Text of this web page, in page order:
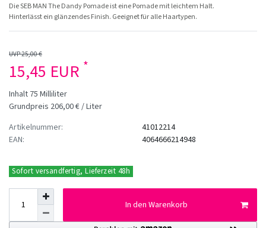
Die SEB MAN The Dandy Pomade ist eine Pomade mit leichtem Halt.
Hinterlässt ein glänzendes Finish. Geeignet für alle Haartypen.
UVP 25,00 €
15,45 EUR *
Inhalt 75 Milliliter
Grundpreis 206,00 € / Liter
Artikelnummer:
EAN:
41012214
4064666214948
Sofort versandfertig, Lieferzeit 48h
In den Warenkorb